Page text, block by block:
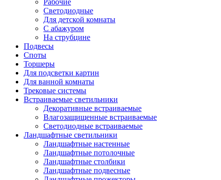
Светодиодные
Для детской комнаты
С абажуром
На струбцине
Подвесы
Споты
Торшеры
Для подсветки картин
Для ванной комнаты
Трековые системы
Встраиваемые светильники
Декоративные встраиваемые
Влагозащищенные встраиваемые
Светодиодные встраиваемые
Ландшафтные светильники
Ландшафтные настенные
Ландшафтные потолочные
Ландшафтные столбики
Ландшафтные подвесные